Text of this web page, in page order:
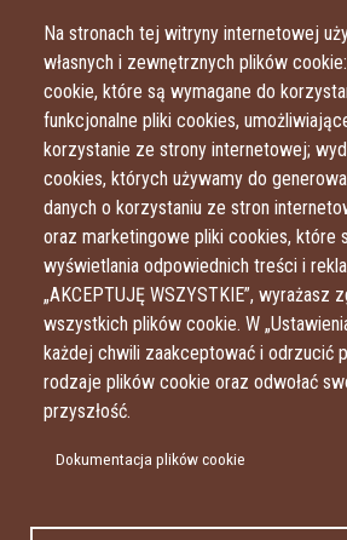
Na stronach tej witryny internetowej
własnych i zewnętrznych plików
cookie, które są wymagane do
funkcjonalne pliki cookies,
korzystanie ze strony internetowej;
cookies, których używamy do
danych o korzystaniu ze stron
oraz marketingowe pliki cookies, które
wyświetlania odpowiednich treści i
„AKCEPTUJĘ WSZYSTKIE”, wyrażasz
wszystkich plików cookie. W
każdej chwili zaakceptować i odrzucić
rodzaje plików cookie oraz odwołać
przyszłość.
Dokumentacja plików cookie